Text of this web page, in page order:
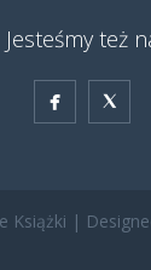
Jesteśmy też
 
Książki |